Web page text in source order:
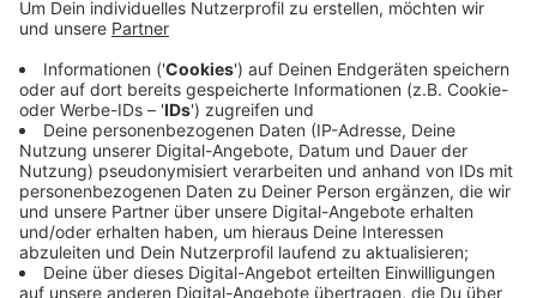
Anzeige
Feuerwehrleute aus Dülmen, Buldern und Hiddingsel
rückten aus. Während der Löscharbeiten war die
Weseler Straße gesperrt. Heute Abend läuft es hier
wieder gewohnt. Noch eine gute Nachricht: Bei dem
Brand wurde niemand verletzt.
Anzeige